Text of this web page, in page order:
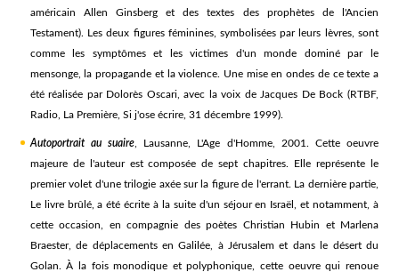
américain Allen Ginsberg et des textes des prophètes de l'Ancien
Testament). Les deux figures féminines, symbolisées par leurs lèvres, sont
comme les symptômes et les victimes d'un monde dominé par le
mensonge, la propagande et la violence. Une mise en ondes de ce texte a
été réalisée par Dolorès Oscari, avec la voix de Jacques De Bock (RTBF,
Radio, La Première, Si j'ose écrire, 31 décembre 1999).
Autoportrait au suaire , Lausanne, L'Age d'Homme, 2001. Cette oeuvre
majeure de l'auteur est composée de sept chapitres. Elle représente le
premier volet d'une trilogie axée sur la figure de l'errant. La dernière partie,
Le livre brûlé, a été écrite à la suite d'un séjour en Israël, et notamment, à
cette occasion, en compagnie des poètes Christian Hubin et Marlena
Braester, de déplacements en Galilée, à Jérusalem et dans le désert du
Golan. À la fois monodique et polyphonique, cette oeuvre qui renoue